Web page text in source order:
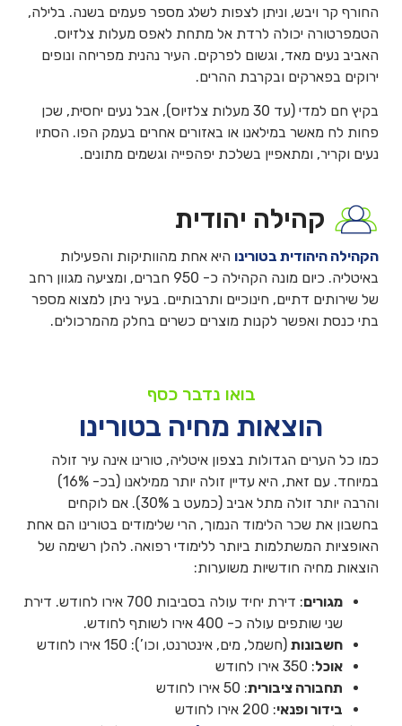
החורף קר ויבש, וניתן לצפות לשלג מספר פעמים בשנה. בלילה,
הטמפרטורה יכולה לרדת אל מתחת לאפס מעלות צלזיוס.
האביב נעים מאד, וגשום לפרקים. העיר נהנית מפריחה ונופים
ירוקים בפארקים ובקרבת ההרים.
בקיץ חם למדי (עד 30 מעלות צלזיוס), אבל נעים יחסית, שכן
פחות לח מאשר במילאנו או באזורים אחרים בעמק הפו. הסתיו
נעים וקריר, ומתאפיין בשלכת יפהפייה וגשמים מתונים.
קהילה יהודית
הקהילה היהודית בטורינו היא אחת מהוותיקות והפעילות
באיטליה. כיום מונה הקהילה כ- 950 חברים, ומציעה מגוון רחב
של שירותים דתיים, חינוכיים ותרבותיים. בעיר ניתן למצוא מספר
בתי כנסת ואפשר לקנות מוצרים כשרים בחלק מהמרכולים.
בואו נדבר כסף
הוצאות מחיה בטורינו
כמו כל הערים הגדולות בצפון איטליה, טורינו אינה עיר זולה
במיוחד. עם זאת, היא עדיין זולה יותר ממילאנו (בכ- 16%)
והרבה יותר זולה מתל אביב (כמעט ב 30%). אם לוקחים
בחשבון את שכר הלימוד הנמוך, הרי שלימודים בטורינו הם אחת
האופציות המשתלמות ביותר ללימודי רפואה. להלן רשימה של
הוצאות מחיה חודשיות משוערות:
מגורים
: דירת יחיד עולה בסביבות 700 אירו לחודש. דירת
שני שותפים עולה כ- 400 אירו לשותף לחודש.
חשבונות (חשמל, מים, אינטרנט, וכו’): 150 אירו לחודש
אוכל: 350 אירו לחודש
תחבורה ציבורית: 50 אירו לחודש
בידור ופנאי: 200 אירו לחודש